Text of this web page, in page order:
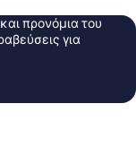
προνόμια του
για